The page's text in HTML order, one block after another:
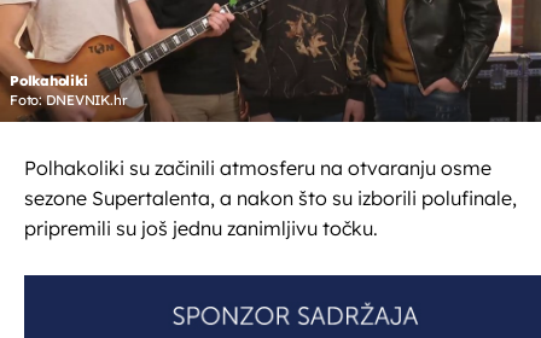
Polkaholiki
Foto: DNEVNIK.hr
Polhakoliki su začinili atmosferu na otvaranju osme
sezone Supertalenta, a nakon što su izborili polufinale,
pripremili su još jednu zanimljivu točku.